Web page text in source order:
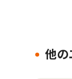
他の